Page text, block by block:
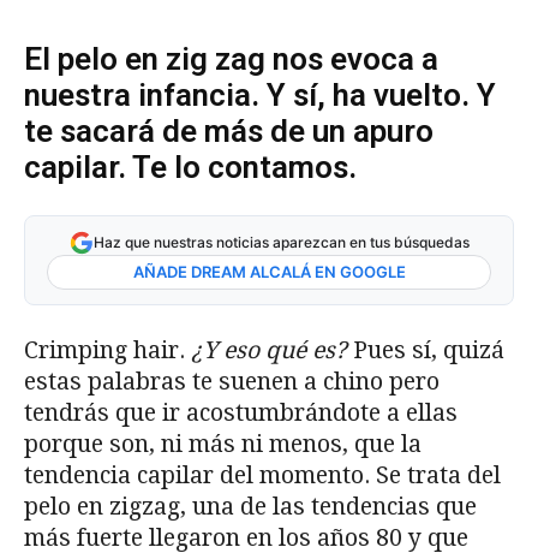
El pelo en zig zag nos evoca a
nuestra infancia. Y sí, ha vuelto. Y
te sacará de más de un apuro
capilar. Te lo contamos.
Haz que nuestras noticias aparezcan en tus búsquedas
AÑADE DREAM ALCALÁ EN GOOGLE
Crimping hair. ¿Y eso qué es?Pues sí, quizá
estas palabras te suenen a chino pero
tendrás que ir acostumbrándote a ellas
porque son, ni más ni menos, que la
tendencia capilar del momento. Se trata del
pelo en zigzag, una de las tendencias que
más fuerte llegaron en los años 80 y que